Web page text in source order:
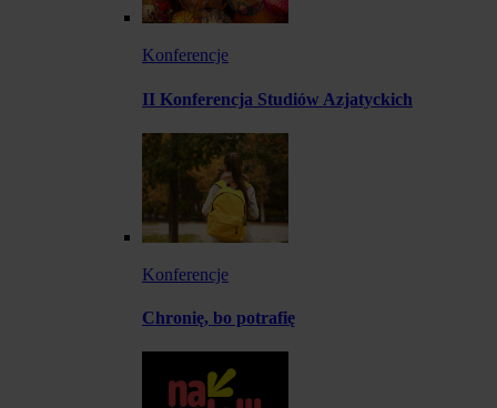
Konferencje
II Konferencja Studiów Azjatyckich
Konferencje
Chronię, bo potrafię